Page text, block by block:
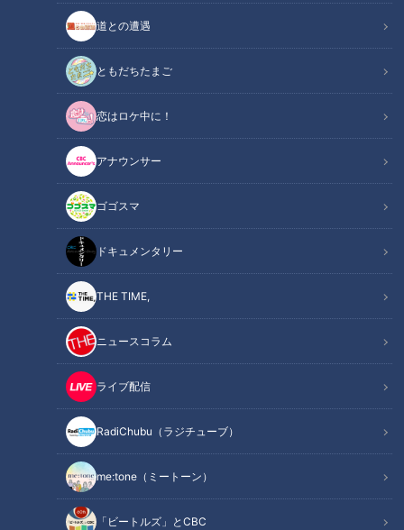
道との遭遇
ともだちたまご
恋はロケ中に！
アナウンサー
ゴゴスマ
ドキュメンタリー
THE TIME,
ニュースコラム
ライブ配信
RadiChubu（ラジチューブ）
me:tone（ミートーン）
「ビートルズ」とCBC
中日ドラゴンズ
アナウンサーコラム
2019年03月28日。いよいよ明日に迫ったプロ野球の開幕。そ
れに先立つオープン戦で、我が中日は19試合を戦い7勝9敗3
分。8位で終えた。オープン戦の成績とレギュラーシーズンの
成績に関係性はあるのか、防御率と打率から導き出してみる。
セ・トップのチーム防御率
打撃陣も尻上がり
投手王国、守り勝つ野球の復活へ
オススメ関連コンテンツ
セ・トップのチーム防御率
今年のオープン戦は、投手陣のがんばりが光った。チーム防御
率3.23は、12球団でオリックスに次ぐ2位。セ・リーグではト
ップの数字だ。